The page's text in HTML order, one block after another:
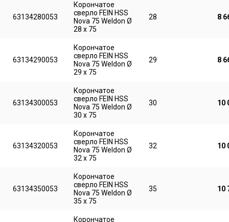
63134280053
Корончатое
сверло FEIN HSS
Nova 75 Weldon Ø
28 x 75
28 8
63134290053
Корончатое
сверло FEIN HSS
Nova 75 Weldon Ø
29 x 75
29 8
63134300053
Корончатое
сверло FEIN HSS
Nova 75 Weldon Ø
30 x 75
30 10
63134320053
Корончатое
сверло FEIN HSS
Nova 75 Weldon Ø
32 x 75
32 10
63134350053
Корончатое
сверло FEIN HSS
Nova 75 Weldon Ø
35 x 75
35 10
Корончатое